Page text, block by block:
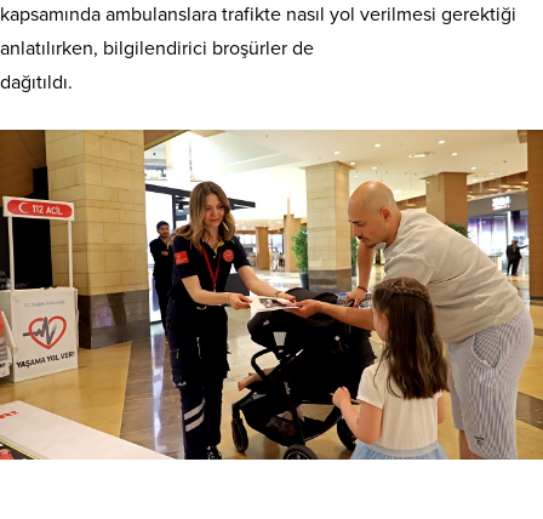
kapsamında ambulanslara trafikte nasıl yol verilmesi gerektiği
anlatılırken, bilgilendirici broşürler de
dağıtıldı.